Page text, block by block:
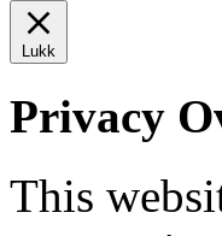
Lukk
Privacy
This